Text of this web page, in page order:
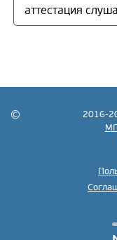
аттестация
2016-